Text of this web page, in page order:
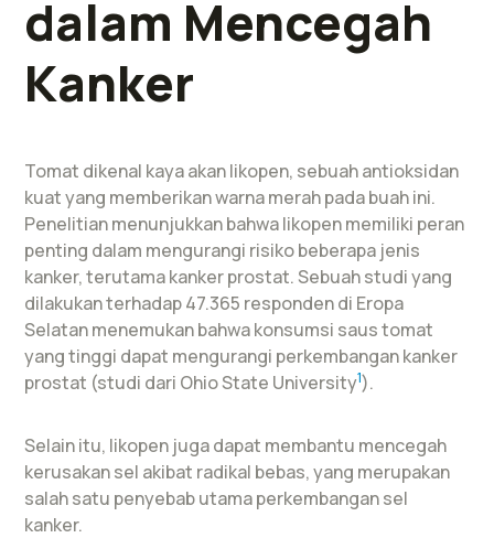
dalam Mencegah
Kanker
Tomat dikenal kaya akan likopen, sebuah antioksidan
kuat yang memberikan warna merah pada buah ini.
Penelitian menunjukkan bahwa likopen memiliki peran
penting dalam mengurangi risiko beberapa jenis
kanker, terutama kanker prostat. Sebuah studi yang
dilakukan terhadap 47.365 responden di Eropa
Selatan menemukan bahwa konsumsi saus tomat
yang tinggi dapat mengurangi perkembangan kanker
prostat (studi dari Ohio State University1).
Selain itu, likopen juga dapat membantu mencegah
kerusakan sel akibat radikal bebas, yang merupakan
salah satu penyebab utama perkembangan sel
kanker.